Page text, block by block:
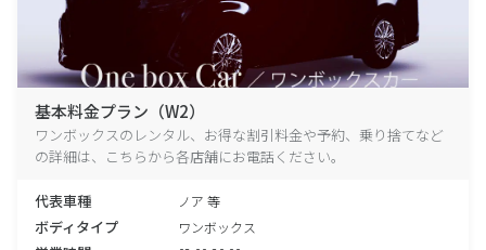
基本料金プラン（W2）
ワンボックスのレンタル、お得な割引料金や予約、乗り捨てなど
の詳細は、こちらから各店舗にお電話ください。
代表車種 ノア 等
ボディタイプ ワンボックス